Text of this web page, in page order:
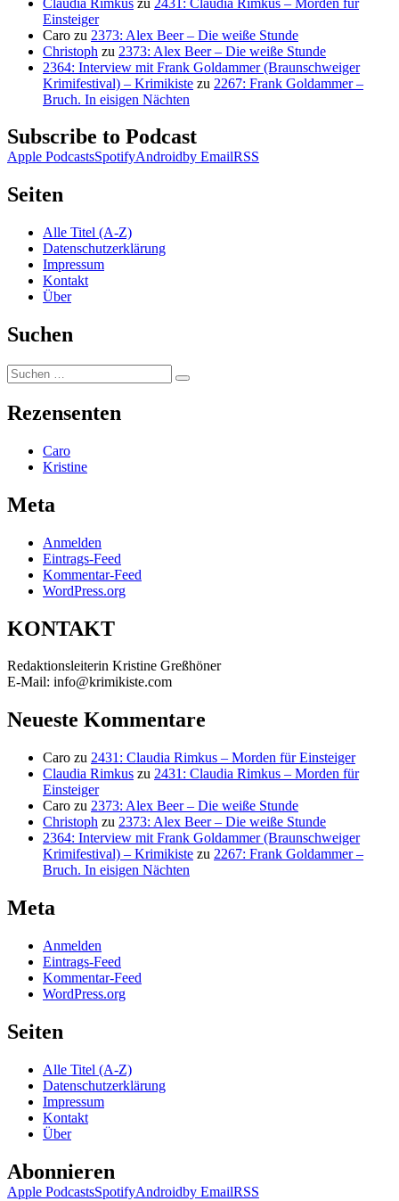
Einsteiger
Caro zu 2373: Alex Beer – Die weiße Stunde
Christoph zu 2373: Alex Beer – Die weiße Stunde
2364: Interview mit Frank Goldammer (Braunschweiger
Krimifestival) – Krimikiste zu 2267: Frank Goldammer –
Bruch. In eisigen Nächten
Subscribe to Podcast
Apple PodcastsSpotifyAndroidby EmailRSS
Seiten
Alle Titel (A-Z)
Datenschutzerklärung
Impressum
Kontakt
Über
Suchen
Suchen
nach:
Suchen
Rezensenten
Caro
Kristine
Meta
Anmelden
Eintrags-Feed
Kommentar-Feed
WordPress.org
KONTAKT
Redaktionsleiterin Kristine Greßhöner
E-Mail: info@krimikiste.com
Neueste Kommentare
Caro zu 2431: Claudia Rimkus – Morden für Einsteiger
Claudia Rimkus zu 2431: Claudia Rimkus – Morden für
Einsteiger
Caro zu 2373: Alex Beer – Die weiße Stunde
Christoph zu 2373: Alex Beer – Die weiße Stunde
2364: Interview mit Frank Goldammer (Braunschweiger
Krimifestival) – Krimikiste zu 2267: Frank Goldammer –
Bruch. In eisigen Nächten
Meta
Anmelden
Eintrags-Feed
Kommentar-Feed
WordPress.org
Seiten
Alle Titel (A-Z)
Datenschutzerklärung
Impressum
Kontakt
Über
Abonnieren
Apple PodcastsSpotifyAndroidby EmailRSS